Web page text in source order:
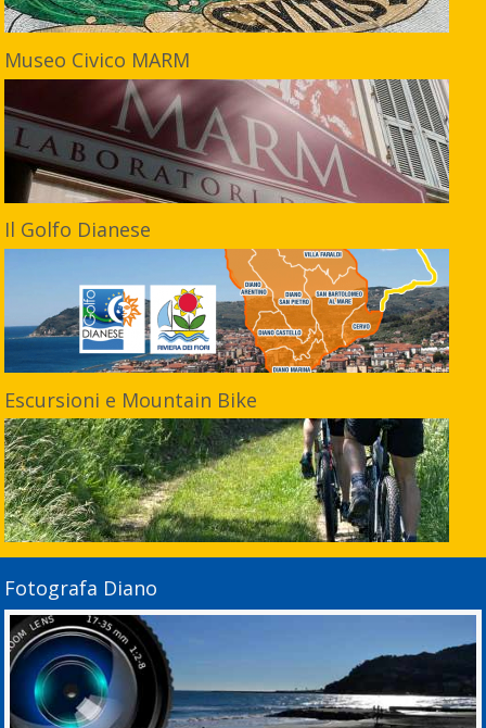
Museo Civico MARM
Il Golfo Dianese
Escursioni e Mountain Bike
Fotografa Diano